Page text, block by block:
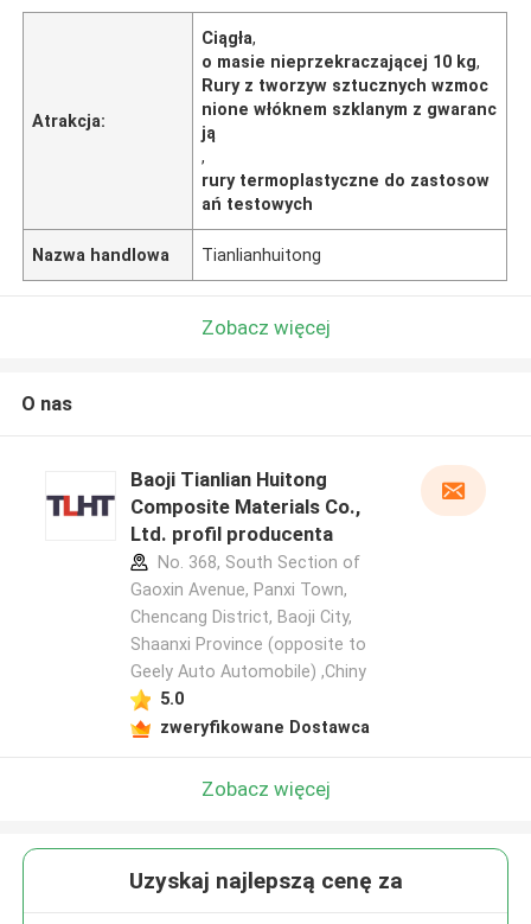
Atrakcja:
Ciągła,
o masie nieprzekraczającej 10 kg,
Rury z tworzyw sztucznych wzmoc
nione włóknem szklanym z gwaranc
ją
,
rury termoplastyczne do zastosow
ań testowych
Nazwa handlowa Tianlianhuitong
Zobacz więcej
O nas
Baoji Tianlian Huitong
Composite Materials Co.,
Ltd. profil producenta
No. 368, South Section of
Gaoxin Avenue, Panxi Town,
Chencang District, Baoji City,
Shaanxi Province (opposite to
Geely Auto Automobile) ,Chiny
5.0
zweryfikowane Dostawca
Zobacz więcej
Uzyskaj najlepszą cenę za